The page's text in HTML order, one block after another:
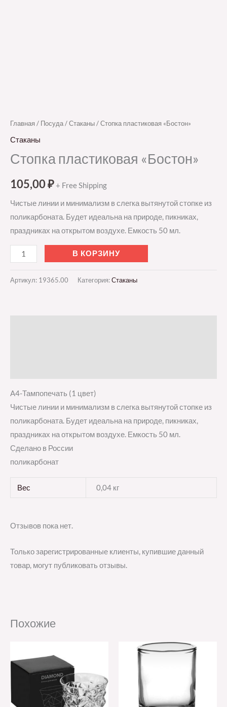
Главная / Посуда/Стаканы/ Стопка пластиковая «Бостон»
Стаканы
Стопка пластиковая «Бостон»
105,00₽+ Free Shipping
Чистые линии и минимализм в слегка вытянутой стопке из
поликарбоната. Будет идеальна на природе, пикниках,
праздниках на открытом воздухе. Емкость 50 мл.
В КОРЗИНУ
Артикул: 19365.00 Категория:Стаканы
A4-Тампопечать (1 цвет)
Чистые линии и минимализм в слегка вытянутой стопке из
поликарбоната. Будет идеальна на природе, пикниках,
праздниках на открытом воздухе. Емкость 50 мл.
Сделано в России
поликарбонат
Вес 0,04 кг
Отзывов пока нет.
Только зарегистрированные клиенты, купившие данный
товар, могут публиковать отзывы.
Похожие